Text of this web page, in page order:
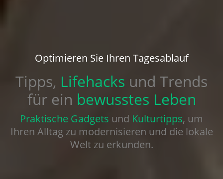
Optimieren Sie Ihren Tagesablauf
Tipps, Lifehacks und Trends
für ein bewusstes Leben
Praktische Gadgets und Kulturtipps, um
Ihren Alltag zu modernisieren und die lokale
Welt zu erkunden.